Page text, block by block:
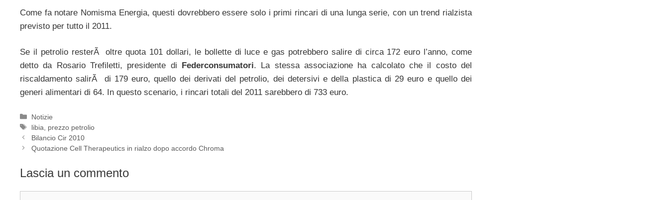
Come fa notare Nomisma Energia, questi dovrebbero essere solo i primi rincari di una lunga serie, con un trend rialzista
previsto per tutto il 2011.
Se il petrolio resterÃ oltre quota 101 dollari, le bollette di luce e gas potrebbero salire di circa 172 euro l’anno, come
detto da Rosario Trefiletti, presidente di Federconsumatori. La stessa associazione ha calcolato che il costo del
riscaldamento salirÃ di 179 euro, quello dei derivati del petrolio, dei detersivi e della plastica di 29 euro e quello dei
generi alimentari di 64. In questo scenario, i rincari totali del 2011 sarebbero di 733 euro.
Categorie
Notizie
Tag
libia
prezzo petrolio
Bilancio Cir 2010
Quotazione Cell Therapeutics in rialzo dopo accordo Chroma
Lascia un commento